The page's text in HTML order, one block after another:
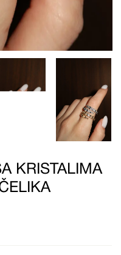
KRISTALIMA